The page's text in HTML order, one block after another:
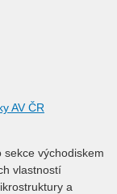
AV ČR
východiskem
vlastností
a